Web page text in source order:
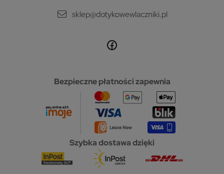
sklep@dotykowewlaczniki.pl
Bezpieczne płatności zapewnia
Szybka dostawa dzięki